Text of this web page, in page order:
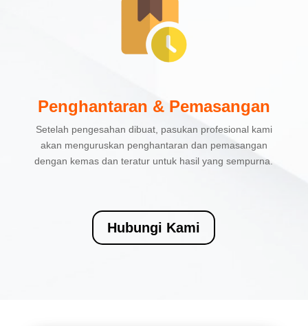
Penghantaran & Pemasangan
Setelah pengesahan dibuat, pasukan profesional kami
akan menguruskan penghantaran dan pemasangan
dengan kemas dan teratur untuk hasil yang sempurna.
Hubungi Kami